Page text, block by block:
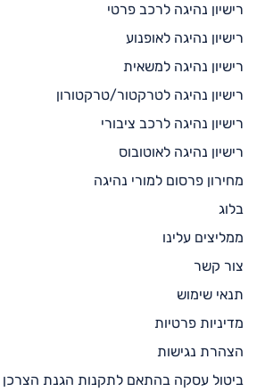
רישיון נהיגה לרכב פרטי
רישיון נהיגה לאופנוע
רישיון נהיגה למשאית
רישיון נהיגה לטרקטור/טרקטורון
רישיון נהיגה לרכב ציבורי
רישיון נהיגה לאוטובוס
מחירון פרסום למורי נהיגה
בלוג
ממליצים עלינו
צור קשר
תנאי שימוש
מדיניות פרטיות
הצהרת נגישות
ביטול עסקה בהתאם לתקנות הגנת הצרכן